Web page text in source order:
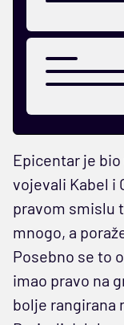
Epicentar je
vojevali Kabel i
pravom smislu
mnogo, a
Posebno se to
imao pravo na
bolje rangirana